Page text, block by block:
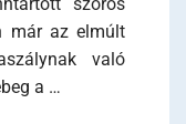
már az elmúlt
való
a …